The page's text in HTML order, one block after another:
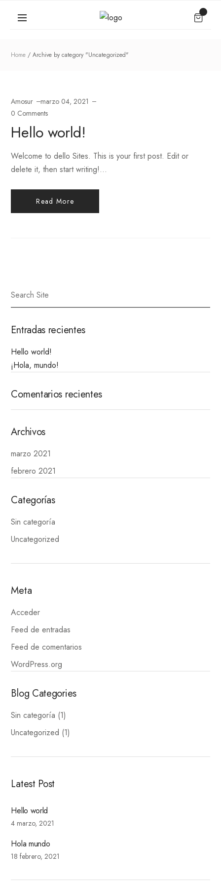
Home Archive by category "Uncategorized"
Amosur
marzo 04, 2021
0 Comments
Hello world!
Welcome to dello Sites. This is your first post. Edit or
delete it, then start writing!...
Read More
Entradas recientes
Hello world!
¡Hola, mundo!
Comentarios recientes
Archivos
marzo 2021
febrero 2021
Categorías
Sin categoría
Uncategorized
Meta
Acceder
Feed de entradas
Feed de comentarios
WordPress.org
Blog Categories
Sin categoría (1)
Uncategorized (1)
Latest Post
Hello world
4 marzo, 2021
Hola mundo
18 febrero, 2021